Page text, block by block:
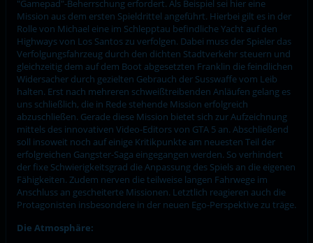
"Gamepad"-Beherrschung erfordert. Als Beispiel sei hier eine
Mission aus dem ersten Spieldrittel angeführt. Hierbei gilt es in der
Rolle von Michael eine im Schlepptau befindliche Yacht auf den
Highways von Los Santos zu verfolgen. Dabei muss der Spieler das
Verfolgungsfahrzeug durch den dichten Stadtverkehr steuern und
gleichzeitig dem auf dem Boot abgesetzten Franklin die feindlichen
Widersacher durch gezielten Gebrauch der Susswaffe vom Leib
halten. Erst nach mehreren schweißtreibenden Anläufen gelang es
uns schließlich, die in Rede stehende Mission erfolgreich
abzuschließen. Gerade diese Mission bietet sich zur Aufzeichnung
mittels des innovativen Video-Editors von GTA 5 an. Abschließend
soll insoweit noch auf einige Kritikpunkte am neuesten Teil der
erfolgreichen Gangster-Saga eingegangen werden. So verhindert
der fixe Schwierigkeitsgrad die Anpassung des Spiels an die eigenen
Fähigkeiten. Zudem nerven die teilweise langen Fahrwege im
Anschluss an gescheiterte Missionen. Letztlich reagieren auch die
Protagonisten insbesondere in der neuen Ego-Perspektive zu träge.
Die Atmosphäre: